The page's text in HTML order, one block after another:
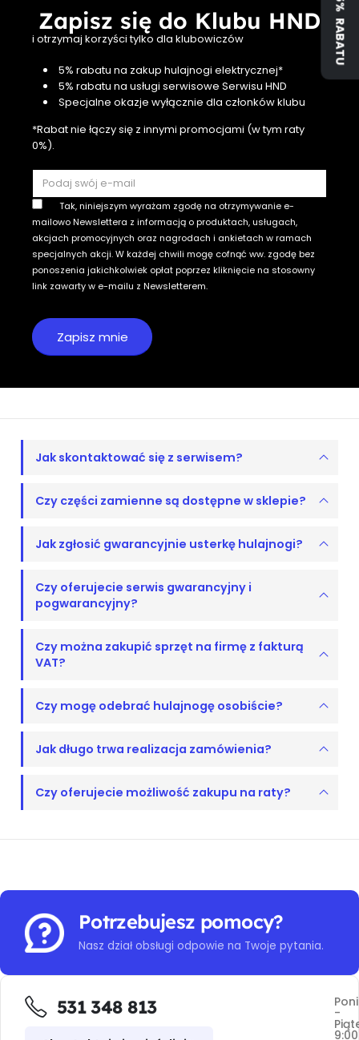
Zapisz się do Klubu HND
i otrzymaj korzyści tylko dla klubowiczów
5% rabatu na zakup hulajnogi elektrycznej*
5% rabatu na usługi serwisowe Serwisu HND
Specjalne okazje wyłącznie dla członków klubu
*Rabat nie łączy się z innymi promocjami (w tym raty
0%).
Tak, niniejszym wyrażam zgodę na otrzymywanie e-
mailowo Newslettera z informacją o produktach, usługach,
akcjach promocyjnych oraz nagrodach i ankietach w ramach
specjalnych akcji. W każdej chwili mogę cofnąć ww. zgodę bez
ponoszenia jakichkolwiek opłat poprzez kliknięcie na stosowny
link zawarty w e-mailu z Newsletterem.
Jak skontaktować się z serwisem?
Czy części zamienne są dostępne w sklepie?
Jak zgłosić gwarancyjnie usterkę hulajnogi?
Czy oferujecie serwis gwarancyjny i
pogwarancyjny?
Czy można zakupić sprzęt na firmę z fakturą
VAT?
Czy mogę odebrać hulajnogę osobiście?
Jak długo trwa realizacja zamówienia?
Czy oferujecie możliwość zakupu na raty?
Potrzebujesz pomocy?
Nasz dział obsługi odpowie na Twoje pytania.
531 348 813 -
9:00